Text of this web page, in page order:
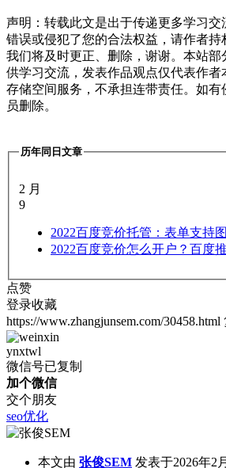
声明：转载此文是出于传递更多学习交
错误或侵犯了您的合法权益，请作者持
我们将及时更正、删除，谢谢。本站部
供学习交流，发表作品观点仅代表作者
存储空间服务，不承担连带责任。如有
员删除。
历年同日文章
2 月
9
2022百度竞价托管：表单支持
2022百度竞价怎么开户？百度
点赞
登录收藏
https://www.zhangjunsem.com/30458.html
ynxtwl
微信号已复制
加个微信
交个朋友
seo优化
本文由 张俊SEM 发表于2026年2